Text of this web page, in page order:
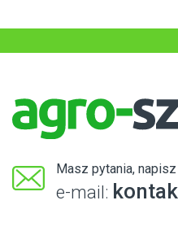
Masz pytania,
e-mail: